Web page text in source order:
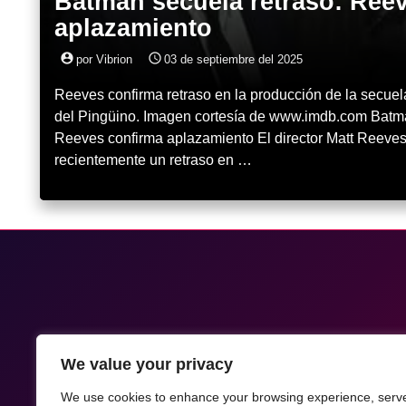
We value your privacy
We use cookies to enhance your browsing experience,
aplazamiento
account_circle por Vibrion access_time 03 de septiembre del 2025
Reeves confirma retraso en la producción de la
del Pingüino. Imagen cortesía de www.imdb.com
Reeves confirma aplazamiento El director Matt
recientemente un retraso en …